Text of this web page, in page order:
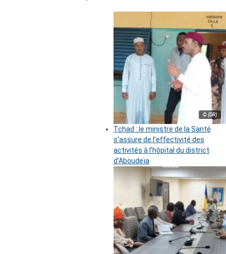
© (DR)
Tchad : le ministre de la Santé
s’assure de l’effectivité des
activités à l’hôpital du district
d’Aboudeïa